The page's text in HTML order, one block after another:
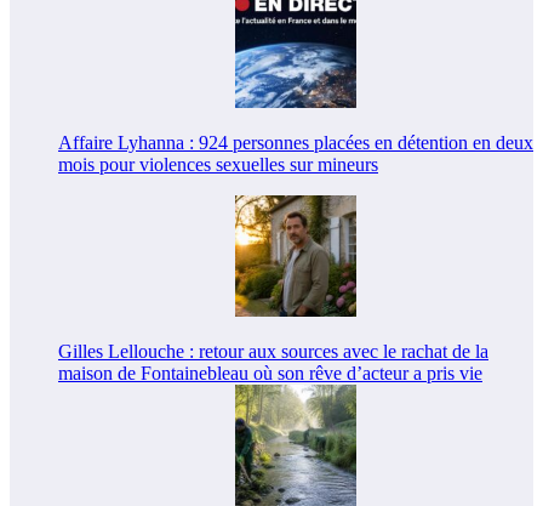
Affaire Lyhanna : 924 personnes placées en détention en deux
mois pour violences sexuelles sur mineurs
Gilles Lellouche : retour aux sources avec le rachat de la
maison de Fontainebleau où son rêve d’acteur a pris vie